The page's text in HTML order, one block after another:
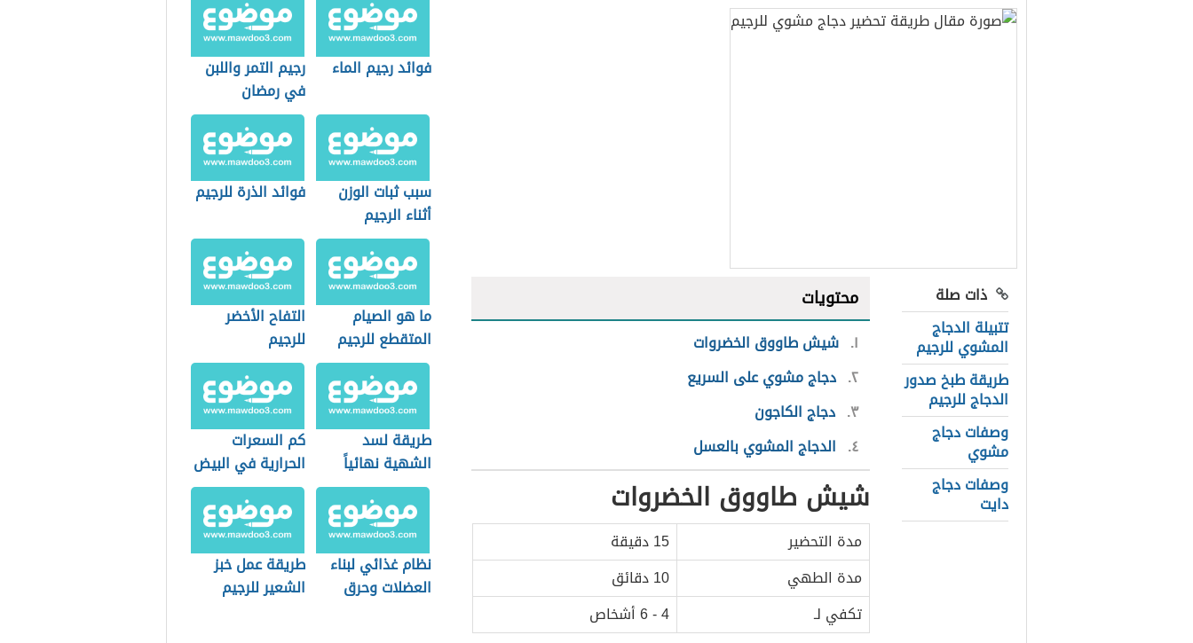
ذات صلة
تتبيلة الدجاج
المشوي للرجيم
طريقة طبخ صدور
الدجاج للرجيم
وصفات دجاج
مشوي
وصفات دجاج
دايت
محتويات
١ شيش طاووق الخضروات
٢ دجاج مشوي على السريع
٣ دجاج الكاجون
٤ الدجاج المشوي بالعسل
شيش طاووق الخضروات
مدة التحضير
15 دقيقة
مدة الطهي
10 دقائق
تكفي لـ
4 - 6 أشخاص
فوائد رجيم الماء
رجيم التمر واللبن
في رمضان
سبب ثبات الوزن
أثناء الرجيم
فوائد الذرة للرجيم
ما هو الصيام
المتقطع للرجيم
التفاح الأخضر
للرجيم
طريقة لسد
الشهية نهائياً
كم السعرات
الحرارية في البيض
نظام غذائي لبناء
العضلات وحرق
طريقة عمل خبز
الشعير للرجيم